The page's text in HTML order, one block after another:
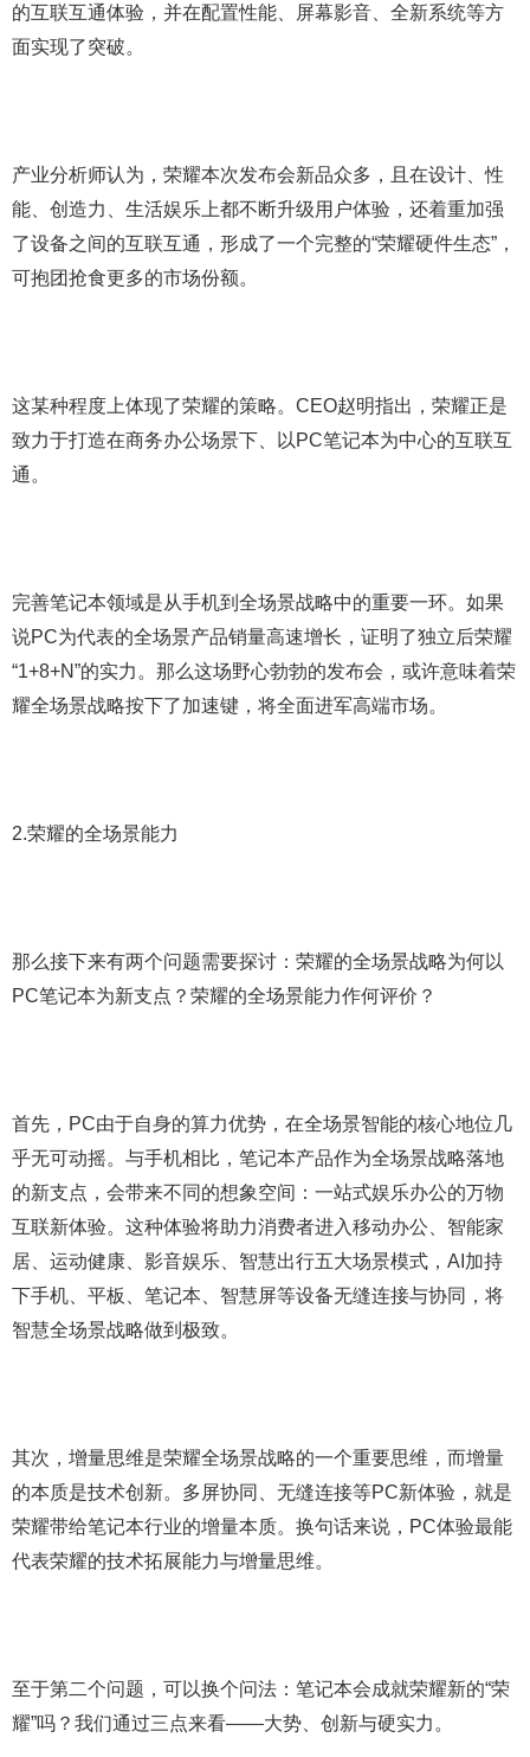
的互联互通体验，并在配置性能、屏幕影音、全新系统等方
面实现了突破。
产业分析师认为，荣耀本次发布会新品众多，且在设计、性
能、创造力、生活娱乐上都不断升级用户体验，还着重加强
了设备之间的互联互通，形成了一个完整的“荣耀硬件生态”，
可抱团抢食更多的市场份额。
这某种程度上体现了荣耀的策略。CEO赵明指出，荣耀正是
致力于打造在商务办公场景下、以PC笔记本为中心的互联互
通。
完善笔记本领域是从手机到全场景战略中的重要一环。如果
说PC为代表的全场景产品销量高速增长，证明了独立后荣耀
“1+8+N”的实力。那么这场野心勃勃的发布会，或许意味着荣
耀全场景战略按下了加速键，将全面进军高端市场。
2.荣耀的全场景能力
那么接下来有两个问题需要探讨：荣耀的全场景战略为何以
PC笔记本为新支点？荣耀的全场景能力作何评价？
首先，PC由于自身的算力优势，在全场景智能的核心地位几
乎无可动摇。与手机相比，笔记本产品作为全场景战略落地
的新支点，会带来不同的想象空间：一站式娱乐办公的万物
互联新体验。这种体验将助力消费者进入移动办公、智能家
居、运动健康、影音娱乐、智慧出行五大场景模式，AI加持
下手机、平板、笔记本、智慧屏等设备无缝连接与协同，将
智慧全场景战略做到极致。
其次，增量思维是荣耀全场景战略的一个重要思维，而增量
的本质是技术创新。多屏协同、无缝连接等PC新体验，就是
荣耀带给笔记本行业的增量本质。换句话来说，PC体验最能
代表荣耀的技术拓展能力与增量思维。
至于第二个问题，可以换个问法：笔记本会成就荣耀新的“荣
耀”吗？我们通过三点来看——大势、创新与硬实力。